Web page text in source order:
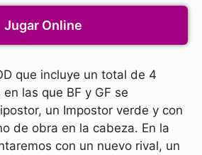
Jugar Online
que incluye un total de 4
las que BF y GF se
un Impostor verde y con
de obra en la cabeza. En la
con un nuevo rival, un